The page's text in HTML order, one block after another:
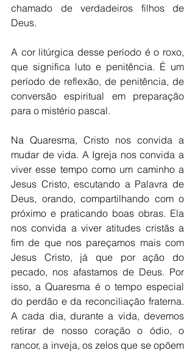
chamado de verdadeiros filhos de
Deus.
A cor litúrgica desse período é o roxo,
que significa luto e penitência. É um
período de reflexão, de penitência, de
conversão espiritual em preparação
para o mistério pascal.
Na Quaresma, Cristo nos convida a
mudar de vida. A Igreja nos convida a
viver esse tempo como um caminho a
Jesus Cristo, escutando a Palavra de
Deus, orando, compartilhando com o
próximo e praticando boas obras. Ela
nos convida a viver atitudes cristãs a
fim de que nos pareçamos mais com
Jesus Cristo, já que por ação do
pecado, nos afastamos de Deus. Por
isso, a Quaresma é o tempo especial
do perdão e da reconciliação fraterna.
A cada dia, durante a vida, devemos
retirar de nosso coração o ódio, o
rancor, a inveja, os zelos que se opõem